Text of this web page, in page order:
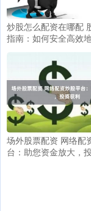
炒股怎么配资在哪配
指南：如何安全高效
场外股票配资 网络配
台：助您资金放大，